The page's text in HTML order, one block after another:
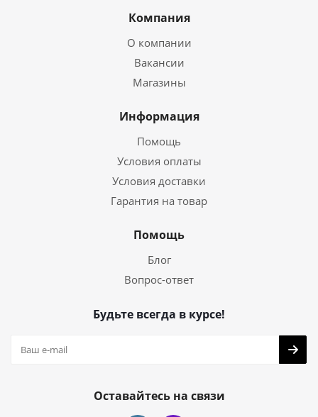
Компания
О компании
Вакансии
Магазины
Информация
Помощь
Условия оплаты
Условия доставки
Гарантия на товар
Помощь
Блог
Вопрос-ответ
Будьте всегда в курсе!
Оставайтесь на связи